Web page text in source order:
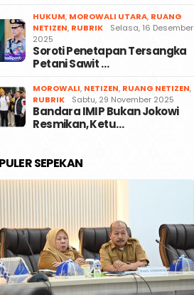
HUKUM, MOROWALI UTARA, RUANG
NETIZEN, RUBRIK
Selasa, 16 Desember
2025
Soroti Penetapan Tersangka
Petani Sawit …
MOROWALI, NETIZEN, RUANG NETIZEN,
RUBRIK
Sabtu, 29 November 2025
Bandara IMIP Bukan Jokowi
Resmikan, Ketu…
SEPEKAN